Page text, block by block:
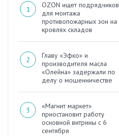
OZON ищет подрядчиков
для монтажа
противопожарных зон на
кровлях складов
Главу «Эфко» и
производителя масла
«Олейна» задержали по
делу о мошенничестве
«Магнит маркет»
приостановит работу
основной витрины с 6
сентября